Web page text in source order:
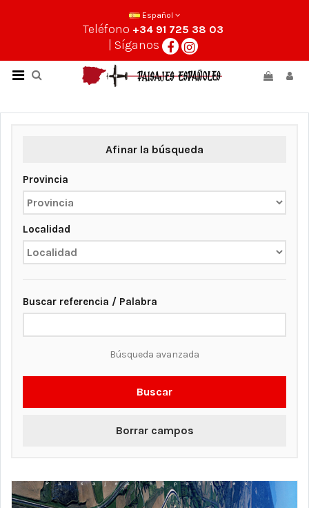
Español
Teléfono +34 91 725 38 03
| Síganos
Afinar la búsqueda
Provincia
Localidad
Buscar referencia / Palabra
Búsqueda avanzada
Buscar
Borrar campos